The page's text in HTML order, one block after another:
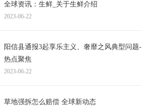
全球资讯：生鲜_关于生鲜介绍
2023-06-22
阳信县通报3起享乐主义、奢靡之风典型问题-
热点聚焦
2023-06-22
草地强拆怎么赔偿 全球新动态